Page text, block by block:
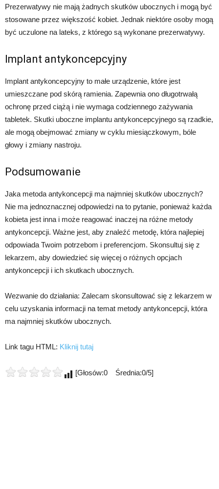
Prezerwatywy nie mają żadnych skutków ubocznych i mogą być
stosowane przez większość kobiet. Jednak niektóre osoby mogą
być uczulone na lateks, z którego są wykonane prezerwatywy.
Implant antykoncepcyjny
Implant antykoncepcyjny to małe urządzenie, które jest
umieszczane pod skórą ramienia. Zapewnia ono długotrwałą
ochronę przed ciążą i nie wymaga codziennego zażywania
tabletek. Skutki uboczne implantu antykoncepcyjnego są rzadkie,
ale mogą obejmować zmiany w cyklu miesiączkowym, bóle
głowy i zmiany nastroju.
Podsumowanie
Jaka metoda antykoncepcji ma najmniej skutków ubocznych?
Nie ma jednoznacznej odpowiedzi na to pytanie, ponieważ każda
kobieta jest inna i może reagować inaczej na różne metody
antykoncepcji. Ważne jest, aby znaleźć metodę, która najlepiej
odpowiada Twoim potrzebom i preferencjom. Skonsultuj się z
lekarzem, aby dowiedzieć się więcej o różnych opcjach
antykoncepcji i ich skutkach ubocznych.
Wezwanie do działania: Zalecam skonsultować się z lekarzem w
celu uzyskania informacji na temat metody antykoncepcji, która
ma najmniej skutków ubocznych.
Link tagu HTML: Kliknij tutaj
[Głosów:0 Średnia:0/5]